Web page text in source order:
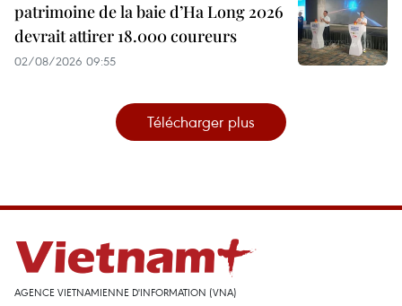
patrimoine de la baie d’Ha Long 2026
devrait attirer 18.000 coureurs
02/08/2026 09:55
Télécharger plus
AGENCE VIETNAMIENNE D'INFORMATION (VNA)